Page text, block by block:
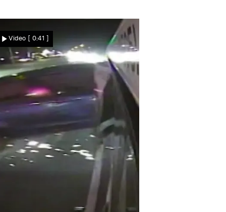
Fummel-Spielchen bei
IKEA! Pärchen macht
intensiven Matratzentest –
vor allen Kunden
Nachrichten
Video [ 0:41 ]